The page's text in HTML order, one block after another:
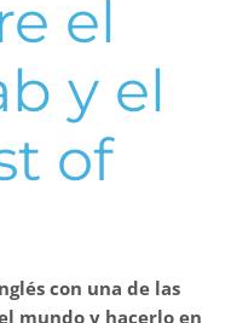
el
y el
of
con una de las
mundo y hacerlo en